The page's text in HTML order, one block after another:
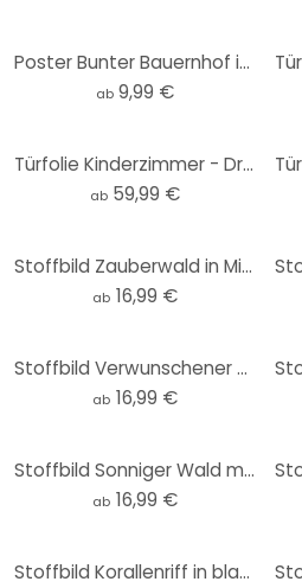
Poster Bunter Bauernhof in den Bergen - DigitalArtsi
ab 9,99 €
Türfolie Kinderzimmer - Drachenflug durch Sternenwolken - DigitalArtsi - Selbstklebende Türdeko
ab 59,99 €
Stoffbild Zauberwald in Mitternachtsblau - DigitalArtsi
ab 16,99 €
Stoffbild Verwunschener Wald im Licht - DigitalArtsi
ab 16,99 €
Stoffbild Sonniger Wald mit Hirsch - DigitalArtsi
ab 16,99 €
Stoffbild Korallenriff in blauer Lagune - DigitalArtsi